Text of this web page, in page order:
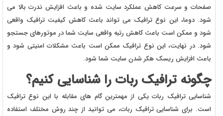
صفحات و سرعت کاهش عملکرد سایت شده و باعث افزایش ندرت بالا می
شود. دوما، این نوع ترافیک می تواند باعث کاهش کیفیت ترافیک واقعی
شود و ممکن است باعث کاهش رتبه واقعی سایت شما در موتورهای جستجو
شود. در نهایت، این نوع ترافیک ممکن است باعث مشکلات امنیتی شود و
باعث افزایش ریسک هکر شدن سایت شما شود.
چگونه ترافیک ربات را شناسایی کنیم؟
شناسایی ترافیک ربات یکی از مهمترین گام های مقابله با این نوع ترافیک
است. برای شناسایی ترافیک ربات، می توانید از چند روش مختلف استفاده